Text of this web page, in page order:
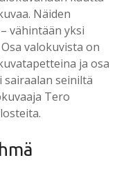
Näiden
vähintään yksi
valokuvista on
ja osa
sairaalan seiniltä
Tero